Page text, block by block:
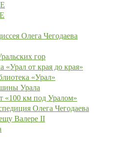
Олега Чегодаева
гор
«Урал от края до края»
«Урал»
Урала
«100 км под Уралом»
Олега Чегодаева
Валере II